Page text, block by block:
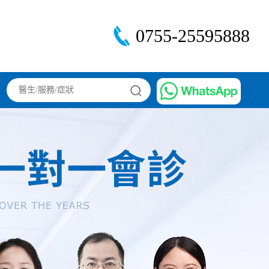
0755-25595888